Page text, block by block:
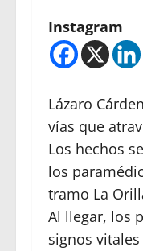
Instagram
Lázaro
vías que
Los hechos
los
tramo La
Al llegar, los
signos